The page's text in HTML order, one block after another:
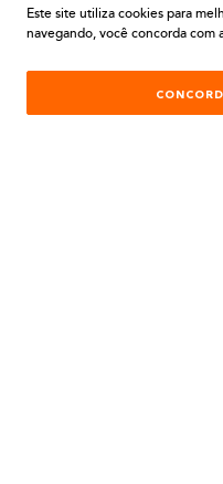
Este site utiliza cookies para
navegando, você concorda com